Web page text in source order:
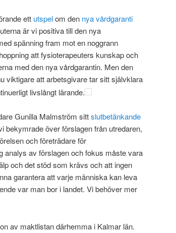
ett utspelom den nya vårdgaranti
är vi positiva till den nya
spänning fram mot en noggrann
att fysioterapeuters kunskap och
med den nya vårdgarantin. Men den
viktigare att arbetsgivare tar sitt självklara
livslångt lärande.
Gunilla Malmström sittslutbetänkande
bekymrade över förslagen från utredaren,
och företrädare för
analys av förslagen och fokus måste vara
och det stöd som krävs och att ingen
garantera att varje människa kan leva
var man bor i landet. Vi behöver mer
av maktlistan därhemma i Kalmar län.